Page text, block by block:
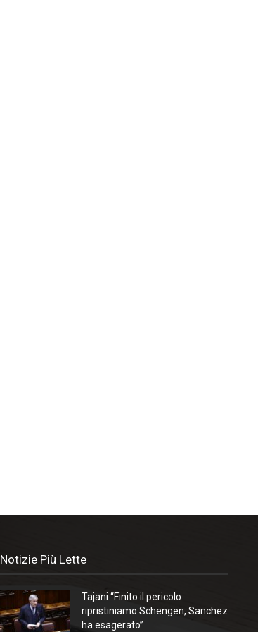
Notizie Più Lette
Tajani “Finito il pericolo
ripristiniamo Schengen, Sanchez
ha esagerato”